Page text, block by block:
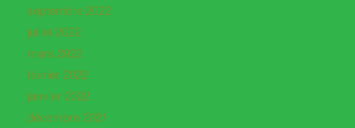
septembre 2022
juillet 2022
mars 2022
février 2022
janvier 2022
décembre 2021